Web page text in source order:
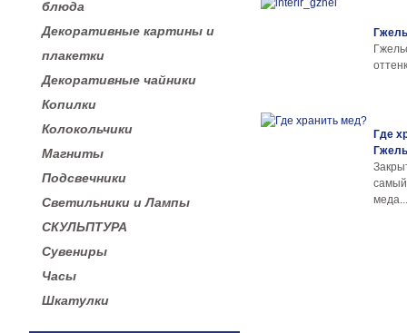
блюда
Декоративные картины и
плакетки
Декоративные чайники
Копилки
Колокольчики
Магниты
Подсвечники
Светильники и Лампы
СКУЛЬПТУРА
Сувениры
Часы
Шкатулки
Где
Гжель
меда...